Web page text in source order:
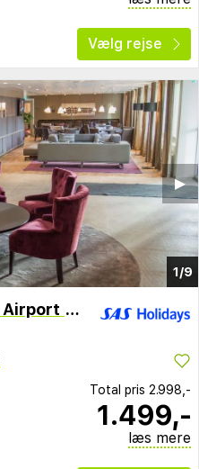
Vælg rejse
1/9
▶︎
Best Western Plus Park Airport Hotel Arlanda
Total pris 2.998,-
1.499,-
læs mere